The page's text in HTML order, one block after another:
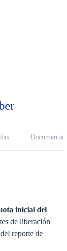
inicial del
de liberación
reporte de